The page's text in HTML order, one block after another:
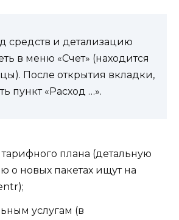
средств и детализацию
в меню «Счет» (находится
После открытия вкладки,
пункт «Расход …».
плана (детальную
о новых пакетах ищут на
услугам (в